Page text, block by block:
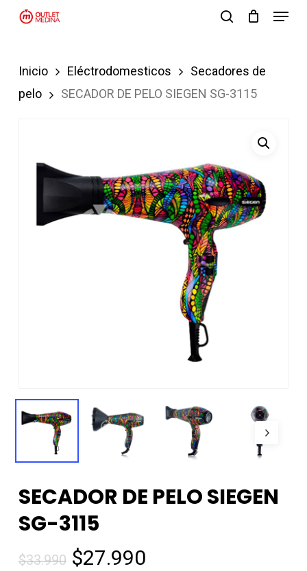
Skip
content
Menu
Inicio Eléctrodomesticos
Secadores de
pelo
SECADOR DE PELO SIEGEN SG-3115
SECADOR DE PELO SIEGEN
SG-3115
$33.990 El
$27.990El